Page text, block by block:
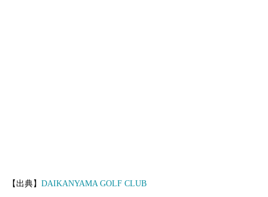
【出典】DAIKANYAMA GOLF CLUB